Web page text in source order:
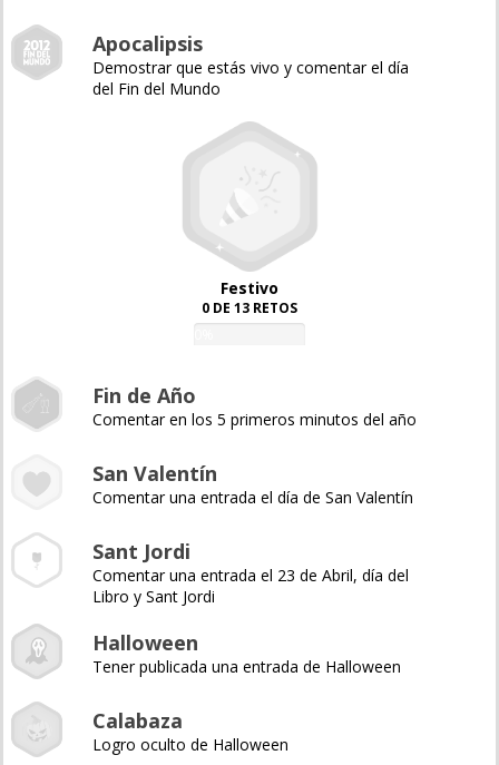
Apocalipsis
Demostrar que estás vivo y comentar el día
del Fin del Mundo
Festivo
0 DE 13 RETOS
Fin de Año
Comentar en los 5 primeros minutos del año
San Valentín
Comentar una entrada el día de San Valentín
Sant Jordi
Comentar una entrada el 23 de Abril, día del
Libro y Sant Jordi
Halloween
Tener publicada una entrada de Halloween
Calabaza
Logro oculto de Halloween